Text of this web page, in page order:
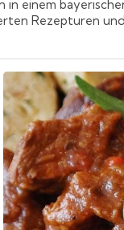
einem
Rezepturen